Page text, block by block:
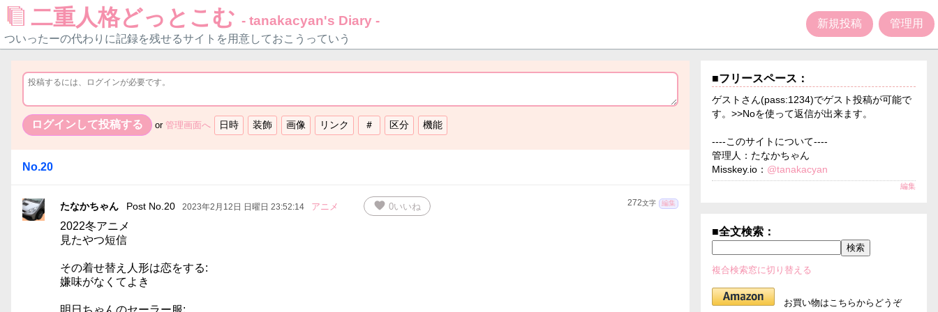
二重人格どっとこむ - tanakacyan's Diary -
ついったーの代わりに記録を残せるサイトを用意しておこうっていう
新規投稿 管理用
or 管理画面へ
No.20
272文字 編集
たなかちゃん Post No.20 2023年2月12日 日曜日 23:52:14 アニメ favorite 0いいね
2022冬アニメ
見たやつ短信
その着せ替え人形は恋をする:
嫌味がなくてよき
明日ちゃんのセーラー服:
■フリースペース：
ゲストさん(pass:1234)でゲスト投稿が可能で
す。>>Noを使って返信が出来ます。
----このサイトについて----
管理人：たなかちゃん
Misskey.io： @tanakacyan
編集
■全文検索：
複合検索窓に切り替える
お買い物はこちらからどうぞ